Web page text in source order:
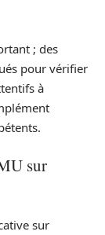
; des
pour vérifier
à
sur
sur